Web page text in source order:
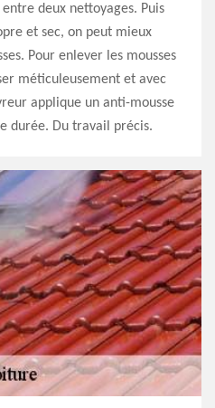
deux nettoyages. Puis
et sec, on peut mieux
Pour enlever les mousses
méticuleusement et avec
applique un anti-mousse
durée. Du travail précis.